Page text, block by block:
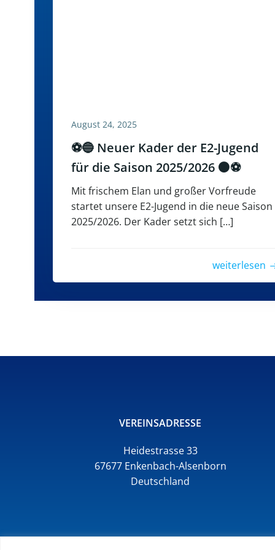
August 24, 2025
⚽🔵 Neuer Kader der E2-Jugend
für die Saison 2025/2026 ⚫⚽
Mit frischem Elan und großer Vorfreude
startet unsere E2-Jugend in die neue Saison
2025/2026. Der Kader setzt sich […]
weiterlesen
VEREINSADRESSE
Heidestrasse 33
67677 Enkenbach-Alsenborn
Deutschland